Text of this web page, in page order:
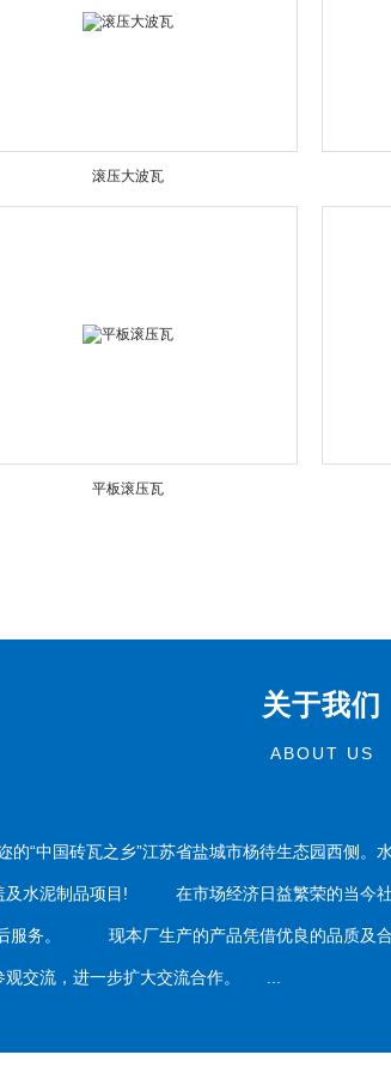
滚压大波瓦
平板滚压瓦
关于我们
ABOUT US
中国砖瓦之乡”江苏省盐城市杨待生态园西侧。
及水泥制品项目! 在市场经济日益繁荣的当今
服务。 现本厂生产的产品凭借优良的品质及
观交流，进一步扩大交流合作。 ...